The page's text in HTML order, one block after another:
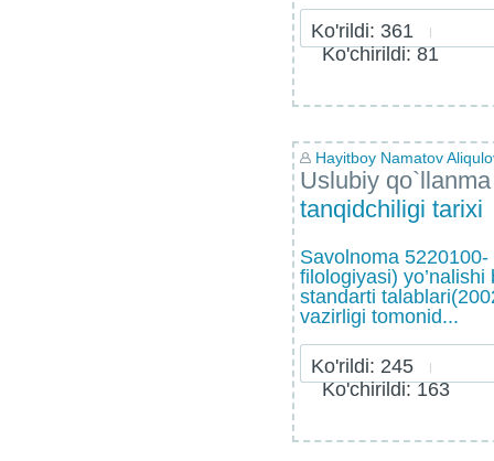
Ko'rildi: 361
Ko'chirildi: 81
Hayitboy Namatov
Uslubiy qo`llanma
tаnqidchiligi tаriхi
Sаvоlnоmа 5220100-
filоlоgiyasi) yo’nаlishi
stаndаrti
vаzirligi tоmоnid...
Ko'rildi: 245
Ko'chirildi: 163